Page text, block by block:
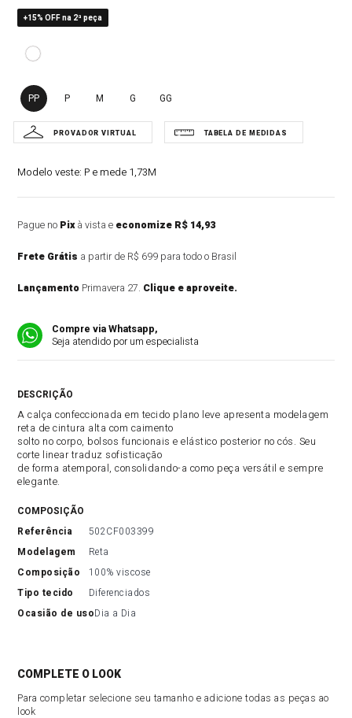
+15% OFF na 2ª peça
PP P M G GG
Modelo veste: P e mede 1,73M
Pague no Pixà vista e economize R$ 14,93
Frete Grátis a partir de R$ 699 para todo o Brasil
Lançamento Primavera 27. Clique e aproveite.
Compre via Whatsapp,
Seja atendido por um especialista
A calça confeccionada em tecido plano leve apresenta modelagem
reta de cintura alta com caimento
solto no corpo, bolsos funcionais e elástico posterior no cós. Seu
corte linear traduz sofisticação
de forma atemporal, consolidando-a como peça versátil e sempre
elegante.
COMPOSIÇÃO
referência
502CF003399
modelagem
Reta
composição
100% viscose
tipo tecido
Diferenciados
ocasião de usoDia a Dia
COMPLETE O LOOK
Para completar selecione seu tamanho e adicione todas as peças ao
look